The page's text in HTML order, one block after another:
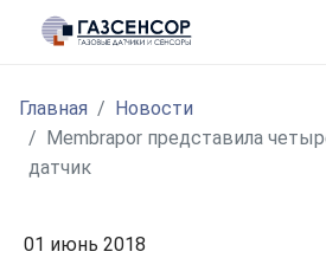
Главная
Новости
Membrapor представила
датчик
01 июнь 2018